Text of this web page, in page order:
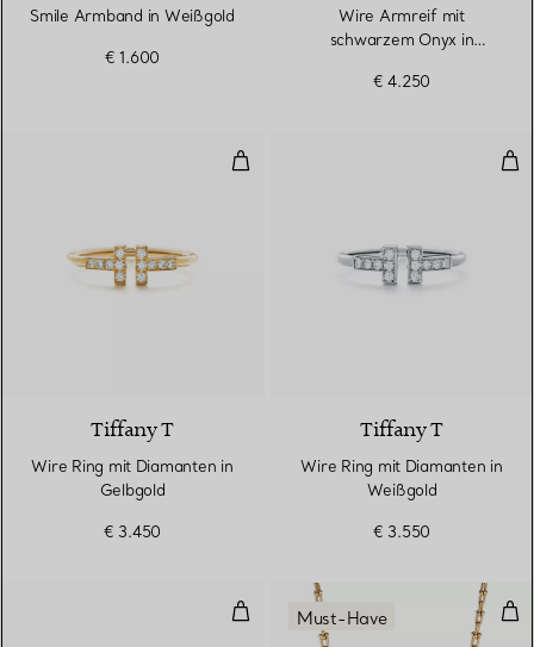
Smile Armband in Weißgold
€ 1.600
Wire Armreif mit
schwarzem Onyx in
€ 4.250
Wire Ring mit Diamanten in
Tiffany T
Wire Ring mit Diamanten in
Gelbgold
€ 3.450
Tiffany T
Wire Ring mit Diamanten in
Weißgold
€ 3.550
Wire Armreif mit Diamanten in
Must-Have